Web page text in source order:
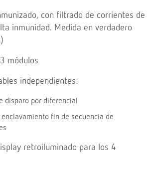
con filtrado de corrientes de
inmunidad. Medida en verdadero
módulos
independientes:
disparo por diferencial
fin de secuencia de
retroiluminado para los 4